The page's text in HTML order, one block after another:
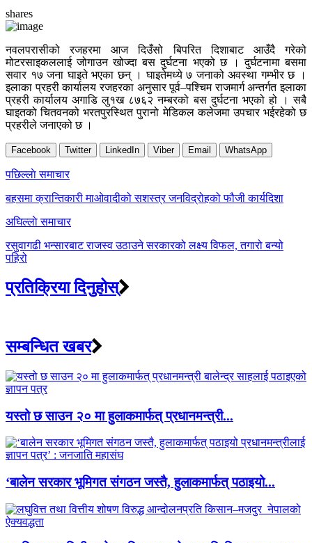
shares
नवलपरासीको रजहरमा आज दिउँसो बिपरित दिशाबाट आउँदै गरेको
मोटरसाइकललाई जोगाउन खोज्दा बस दुर्घटना भएको छ । दुर्घटनामा बसमा
सवार १७ जना घाइते भएका छन् । घाइतेमध्ये ७ जनाको अवस्था गम्भीर छ ।
इलाका प्रहरी कार्यालय रजहरका अनुसार पूर्व–पश्चिम राजमार्ग अन्तर्गत इलाका
प्रहरी कार्यालय अगाडि लु१ख ८७६२ नम्बरको बस दुर्घटना भएको हो । सबै
घाइतको चितवनको भरतपुरस्थित पुरानो मेडिकल कलेजमा उपचार भईरहेको छ
प्रहरीले जनाएको छ ।
Facebook Twitter LinkedIn Viber Email WhatsApp
Post
navigation
पछिल्लाे समाचार
बहसमा क्रान्तिकारी माओवादीको सशस्त्र जनविद्रोहको फौजी कार्यदिशा
अघिल्लाे समाचार
रसुवागढी भन्सारबाट राजस्व उठाउने सरकारको लक्ष्य विफल, तगारो बन्यो
पहिरो
प्रतिक्रिया दिनुहोस्
सम्बन्धित खबर
यस्तो छ साउन २० मा हुलाकमार्फत् प्रधानमन्त्री...
‘बालेन सरकार भूमिगत संगठन जस्तै, हुलाकमार्फत् पठाइयो...